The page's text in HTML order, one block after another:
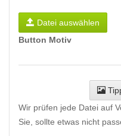
Datei auswählen
Button Motiv
Wir prüfen jede Datei auf
Sie, sollte etwas nicht